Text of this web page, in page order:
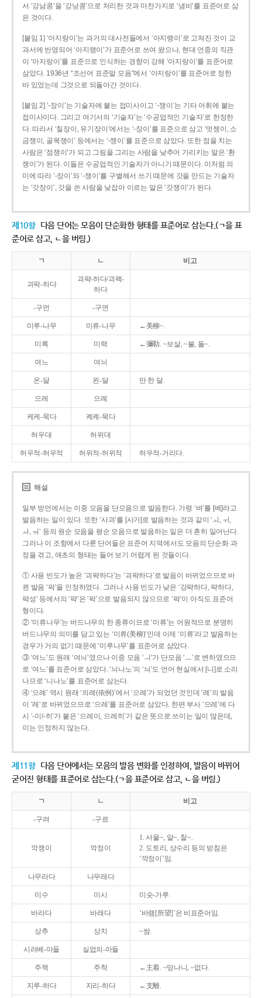
서 ‘강남콩’을 ‘강낭콩’으로 처리한 것과 마찬가지로 ‘냄비’를 표준어로 삼
은 것이다.
[붙임 1] ‘아지랑이’는 과거의 대사전들에서 ‘아지랭이’로 고쳐진 것이 교
과서에 반영되어 ‘아지랭이’가 표준어로 쓰여 왔으나, 현대 언중의 직관
이 ‘아지랑이’를 표준으로 인식하는 경향이 강해 ‘아지랑이’를 표준어로
삼았다. 1936년 “조선어 표준말 모음”에서 ‘아지랑이’를 표준어로 정한
바 있었는데 그것으로 되돌아간 것이다.
[붙임 2] ‘-장이’는 기술자에 붙는 접미사이고 ‘-쟁이’는 기타 어휘에 붙는
접미사이다. 그리고 여기서의 ‘기술자’는 ‘수공업적인 기술자’로 한정한
다. 따라서 ‘칠장이, 유기장이’에서는 ‘-장이’를 표준으로 삼고 ‘멋쟁이, 소
금쟁이, 골목쟁이’ 등에서는 ‘-쟁이’를 표준으로 삼았다. 또한 점을 치는
사람은 ‘점쟁이’가 되고 그림을 그리는 사람을 낮추어 가리키는 말은 ‘환
쟁이’가 된다. 이들은 수공업적인 기술자가 아니기 때문이다. 이처럼 의
미에 따라 ‘-장이’와 ‘-쟁이’를 구별해서 쓰기 때문에 갓을 만드는 기술자
는 ‘갓장이’, 갓을 쓴 사람을 낮잡아 이르는 말은 ‘갓쟁이’가 된다.
제10항 다음 단어는 모음이 단순화한 형태를 표준어로 삼는다.(ㄱ을 표
준어로 삼고, ㄴ을 버림.)
ㄱ ㄴ 비고
괴팍-하다
괴퍅-하다/괴팩-
하다
-구먼 -구면
미루-나무 미류-나무 ←美柳~.
미륵 미력 ←彌勒. ~보살, ~불, 돌~.
여느 여늬
온-달 왼-달 만 한 달.
으레 으례
케케-묵다 켸켸-묵다
허우대 허위대
허우적-허우적 허위적-허위적 허우적-거리다.
해설
일부 방언에서는 이중 모음을 단모음으로 발음한다. 가령 ‘벼’를 [베]라고
발음하는 일이 있다. 또한 ‘사과’를 [사가]로 발음하는 것과 같이 ‘ㅚ, ㅟ,
ㅘ, ㅝ’ 등의 원순 모음을 평순 모음으로 발음하는 일은 더 흔히 일어난다.
그러나 이 조항에서 다룬 단어들은 표준어 지역에서도 모음의 단순화 과
정을 겪고, 애초의 형태는 들어 보기 어렵게 된 것들이다.
① 사용 빈도가 높은 ‘괴퍅하다’는 ‘괴팍하다’로 발음이 바뀌었으므로 바
뀐 발음 ‘팍’을 인정하였다. 그러나 사용 빈도가 낮은 ‘강퍅하다, 퍅하다,
퍅성’ 등에서의 ‘퍅’은 ‘팍’으로 발음되지 않으므로 ‘퍅’이 아직도 표준어
형이다.
② ‘미류나무’는 버드나무의 한 종류이므로 ‘미류’는 어원적으로 분명히
버드나무의 의미를 담고 있는 ‘미류(美柳)’인데 이제 ‘미류’라고 발음하는
경우가 거의 없기 때문에 ‘미루나무’를 표준어로 삼았다.
③ ‘여느’도 원래 ‘여늬’였으나 이중 모음 ‘ㅢ’가 단모음 ‘ㅡ’로 변하였으므
로 ‘여느’를 표준어로 삼았다. ‘늬나노’의 ‘늬’도 언어 현실에서 [니]로 소리
나므로 ‘니나노’를 표준어로 삼는다.
④ ‘으례’ 역시 원래 ‘의례(依例)’에서 ‘으례’가 되었던 것인데 ‘례’의 발음
이 ‘레’로 바뀌었으므로 ‘으레’를 표준어로 삼았다. 한편 부사 ‘으레’에 다
시 ‘-이/-히’가 붙은 ‘으레이, 으레히’가 같은 뜻으로 쓰이는 일이 많은데,
이는 인정하지 않는다.
제11항 다음 단어에서는 모음의 발음 변화를 인정하여, 발음이 바뀌어
굳어진 형태를 표준어로 삼는다.(ㄱ을 표준어로 삼고, ㄴ을 버림.)
ㄱ ㄴ 비고
-구려 -구료
깍쟁이 깍정이
1. 서울~, 알~, 찰~.
2. 도토리, 상수리 등의 받침은
‘깍정이’임.
나무라다 나무래다
미수 미시 미숫-가루.
바라다 바래다 ‘바램[所望]’은 비표준어임.
상추 상치 ~쌈.
시러베-아들 실업의-아들
주책 주착 ←主着. ~망나니, ~없다.
지루-하다 지리-하다 ←支離.